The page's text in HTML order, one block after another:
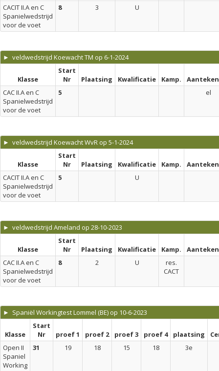
CACIT II.A en C
Spanielwedstrijd
voor de voet
8 3 U
► veldwedstrijd Koewacht TM op 6-1-2024
Klasse
Start
Nr
Plaatsing Kwalificatie Kamp.
CAC II.A en C
Spanielwedstrijd
voor de voet
5 el
► veldwedstrijd Koewacht WvR op 5-1-2024
Klasse
Start
Nr
Plaatsing Kwalificatie Kamp.
CACIT II.A en C
Spanielwedstrijd
voor de voet
5 U
► veldwedstrijd Ameland op 28-10-2023
Klasse
Start
Nr
Plaatsing Kwalificatie Kamp.
CAC II.A en C
Spanielwedstrijd
voor de voet
8 2 U
res.
CACT
► Spaniël Workingtest Lommel (BE) op 10-6-2023
Klasse
Start
Nr
proef 1 proef 2 proef 3 proef 4 plaatsing
Open II
Spaniel
Working
31 19 18 15 18 3e